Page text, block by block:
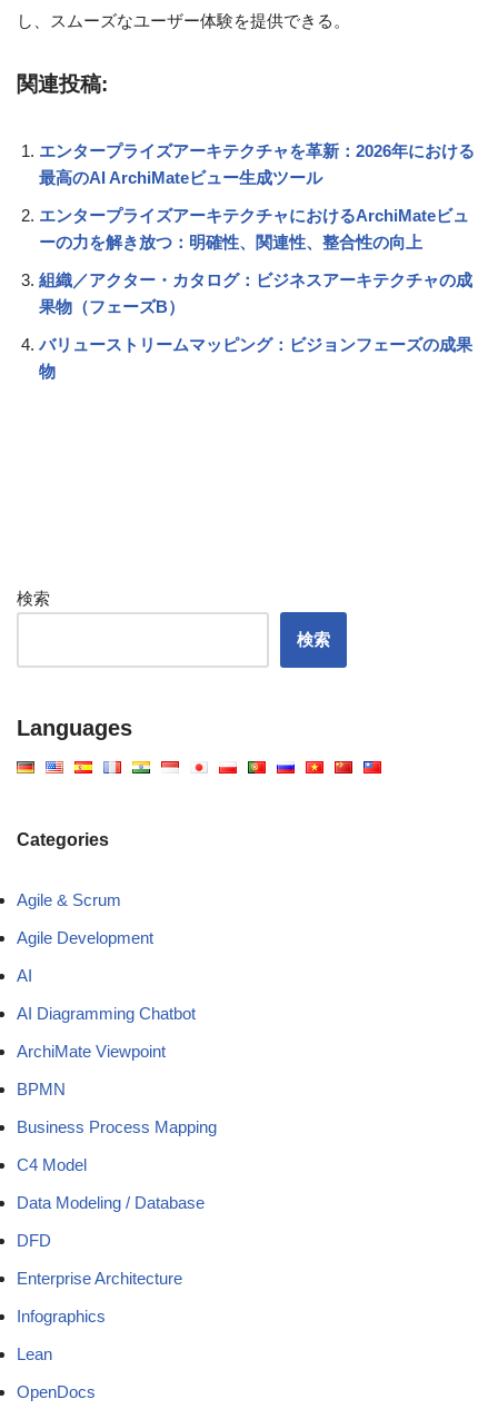
し、スムーズなユーザー体験を提供できる。
関連投稿:
エンタープライズアーキテクチャを革新：2026年における
最高のAI ArchiMateビュー生成ツール
エンタープライズアーキテクチャにおけるArchiMateビュ
ーの力を解き放つ：明確性、関連性、整合性の向上
組織／アクター・カタログ：ビジネスアーキテクチャの成
果物（フェーズB）
バリューストリームマッピング：ビジョンフェーズの成果
物
検索
検索
Languages
Categories
Agile & Scrum
Agile Development
AI
AI Diagramming Chatbot
ArchiMate Viewpoint
BPMN
Business Process Mapping
C4 Model
Data Modeling / Database
DFD
Enterprise Architecture
Infographics
Lean
OpenDocs